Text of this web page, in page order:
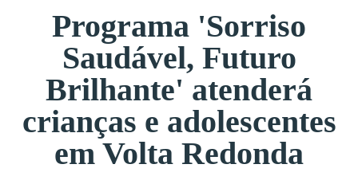
Programa 'Sorriso
Saudável, Futuro
Brilhante' atenderá
crianças e adolescentes
em Volta Redonda